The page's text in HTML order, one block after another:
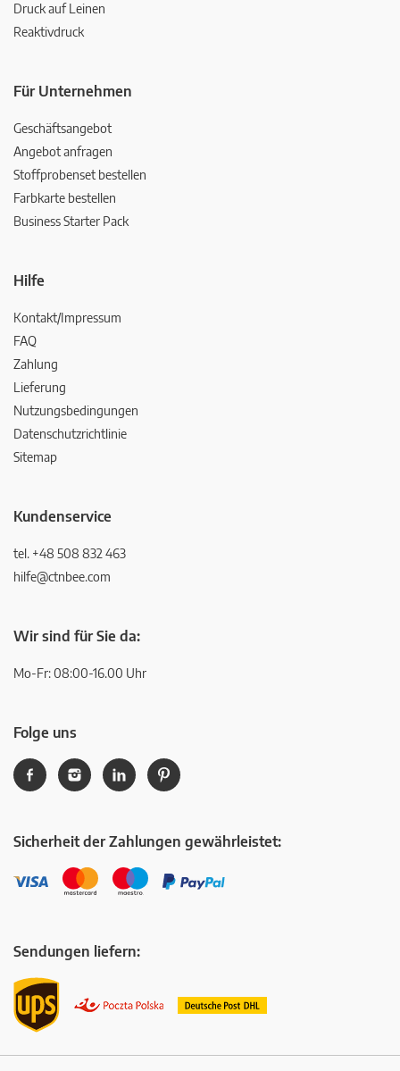
Druck auf Leinen
Reaktivdruck
Für Unternehmen
Geschäftsangebot
Angebot anfragen
Stoffprobenset bestellen
Farbkarte bestellen
Business Starter Pack
Hilfe
Kontakt/Impressum
FAQ
Zahlung
Lieferung
Nutzungsbedingungen
Datenschutzrichtlinie
Sitemap
Kundenservice
tel. +48 508 832 463
hilfe@ctnbee.com
Wir sind für Sie da:
Mo-Fr: 08:00-16.00 Uhr
Folge uns
Sicherheit der Zahlungen gewährleistet:
Sendungen liefern: